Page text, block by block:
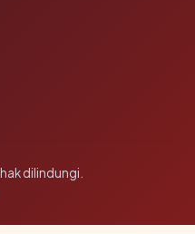
dilindungi.